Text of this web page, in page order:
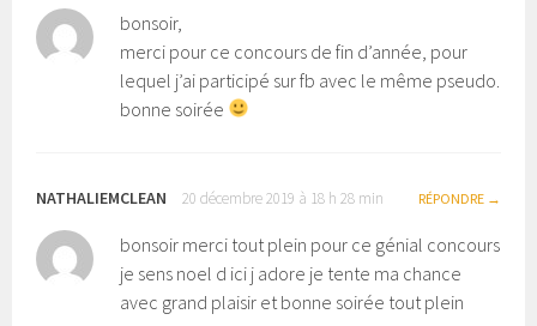
bonsoir,
merci pour ce concours de fin d’année, pour
lequel j’ai participé sur fb avec le même pseudo.
bonne soirée
NATHALIEMCLEAN 20 décembre 2019 à 18 h 28 min RÉPONDRE
bonsoir merci tout plein pour ce génial concours
je sens noel d ici j adore je tente ma chance
avec grand plaisir et bonne soirée tout plein